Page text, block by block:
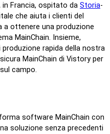
in Francia, ospitato da Storia-
che aiuta i clienti del
a ottenere una produzione
MainChain. Insieme,
rapida della nostra
MainChain di Vistory per
campo.
software MainChain con
soluzione senza precedenti